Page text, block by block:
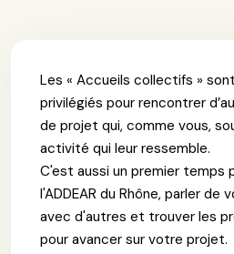
Les « Accueils collectifs »
privilégiés pour rencontrer
de projet qui, comme vous,
activité qui leur ressemble.
C'est aussi un premier temps
l'ADDEAR du Rhône, parler
avec d'autres et trouver les
pour avancer sur votre projet.